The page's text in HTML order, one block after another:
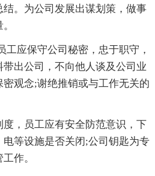
。为公司发展出谋划策，做事
工应保守公司秘密，忠于职守，
出公司，不向他人谈及公司业
观念;谢绝推销或与工作无关的
，员工应有安全防范意识，下
等设施是否关闭;公司钥匙为专
作。